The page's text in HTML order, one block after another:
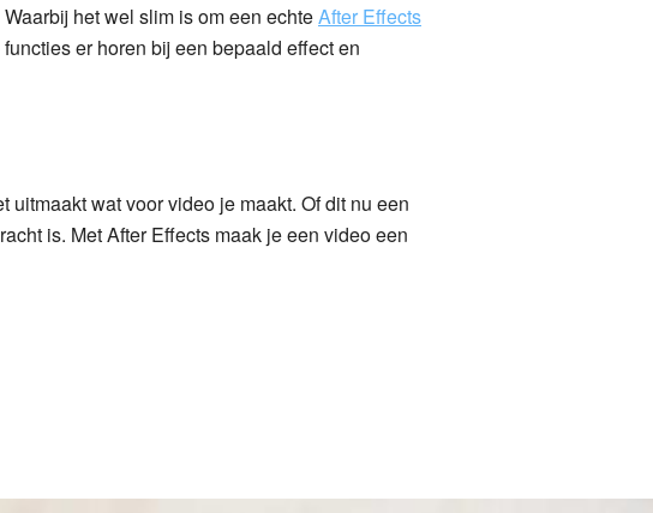
het wel slim is om een echteAfter Effects
er horen bij een bepaald effect en
wat voor video je maakt. Of dit nu een
is. Met After Effects maak je een video een